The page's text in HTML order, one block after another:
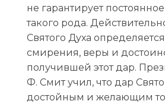
не гарантирует
такого рода.
Святого Духа
смирения, веры и
получившей этот дар.
Ф. Смит учил, что дар
достойным и желающим